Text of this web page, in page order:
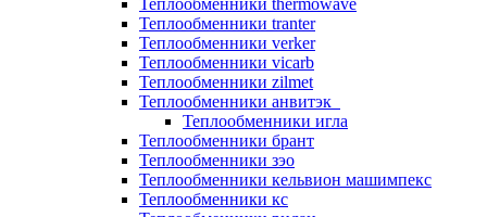
Теплообменники thermowave
Теплообменники tranter
Теплообменники verker
Теплообменники vicarb
Теплообменники zilmet
Теплообменники анвитэк
Теплообменники игла
Теплообменники брант
Теплообменники зэо
Теплообменники кельвион машимпекс
Теплообменники кс